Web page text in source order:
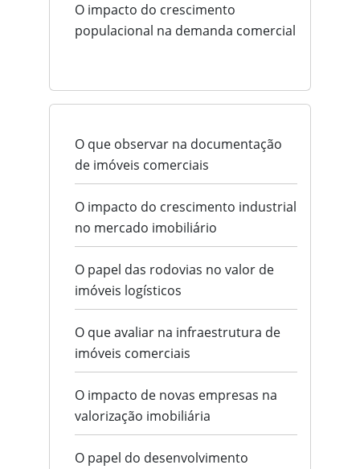
O impacto do crescimento
populacional na demanda comercial
O que observar na documentação
de imóveis comerciais
O impacto do crescimento industrial
no mercado imobiliário
O papel das rodovias no valor de
imóveis logísticos
O que avaliar na infraestrutura de
imóveis comerciais
O impacto de novas empresas na
valorização imobiliária
O papel do desenvolvimento